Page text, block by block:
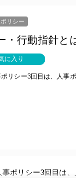
リシー
・行動指針と
に入り
リシー3回目は、人事
ポリシー3回目は